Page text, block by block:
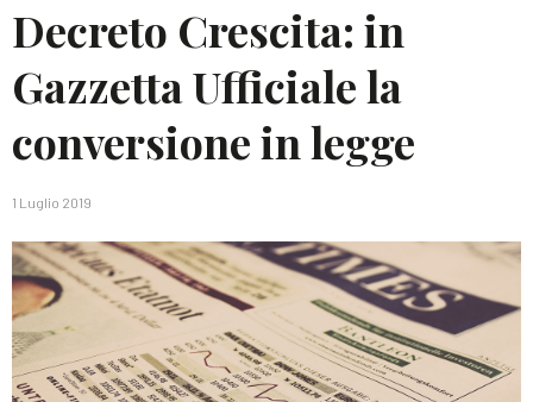
Decreto Crescita: in
Gazzetta Ufficiale la
conversione in legge
1 Luglio 2019